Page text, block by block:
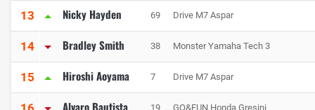
13 Nicky Hayden 69 Drive M7 Aspar
14 Bradley Smith 38 Monster Yamaha Tech 3
15 Hiroshi Aoyama 7 Drive M7 Aspar
Alvaro Bautista 19 GO&FUN Honda Gresini